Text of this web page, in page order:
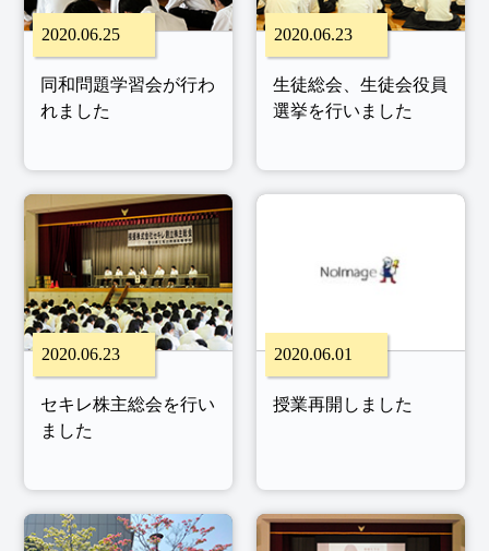
2020.06.25
同和問題学習会が行わ
れました
2020.06.23
生徒総会、生徒会役員
選挙を行いました
2020.06.23
セキレ株主総会を行い
ました
2020.06.01
授業再開しました